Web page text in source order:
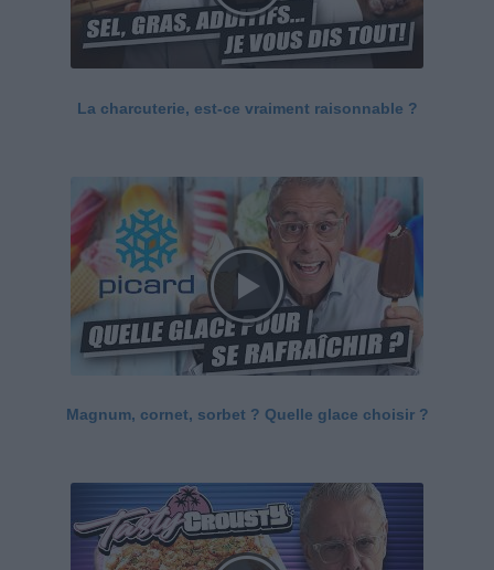
La charcuterie, est-ce vraiment raisonnable ?
Magnum, cornet, sorbet ? Quelle glace choisir ?